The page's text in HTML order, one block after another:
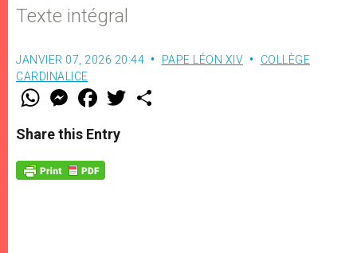
Texte intégral
JANVIER 07, 2026 20:44 PAPE LÉON XIV
COLLÈGE
CARDINALICE
W
t
s
p
p
M
e
s
e
g
e
F
a
e
b
o
k
w
Share this Entry